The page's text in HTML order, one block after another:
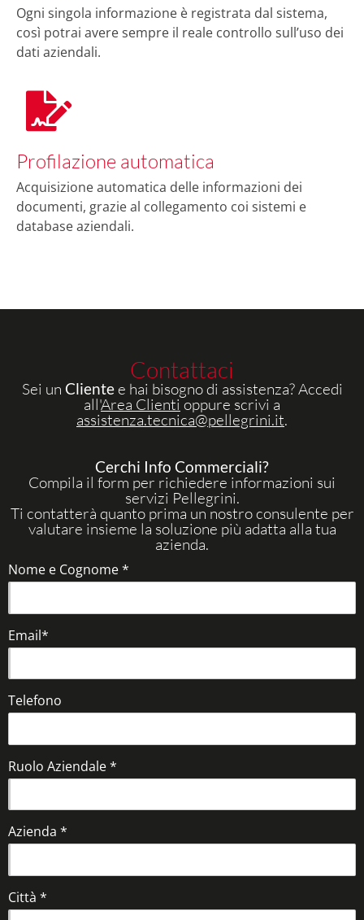
Ogni singola informazione è registrata dal sistema,
così potrai avere sempre il reale controllo sull’uso dei
dati aziendali.
Profilazione automatica
Acquisizione automatica delle informazioni dei
documenti, grazie al collegamento coi sistemi e
database aziendali.
Contattaci
Sei un Clientee hai bisogno di assistenza? Accedi
all'Area Clientioppure scrivi a
assistenza.tecnica@pellegrini.it.
Cerchi Info Commerciali?
Compila il form per richiedere informazioni sui
servizi Pellegrini.
Ti contatterà quanto prima un nostro consulente per
valutare insieme la soluzione più adatta alla tua
azienda.
Nome e Cognome *
Email*
Telefono
Ruolo Aziendale *
Azienda *
Città *